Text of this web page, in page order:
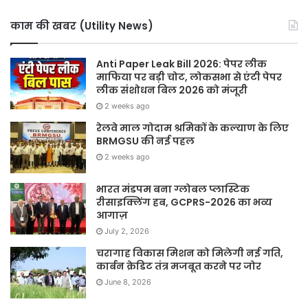
काम की खबर (Utility News)
Anti Paper Leak Bill 2026: पेपर लीक
माफिया पर बड़ी चोट, लोकसभा से एंटी पेपर
लीक संशोधन बिल 2026 को मंजूरी
2 weeks ago
रेलवे माल गोदाम श्रमिकों के कल्याण के लिए
BRMGSU की नई पहल
2 weeks ago
भारत मंडपम बना ग्लोबल प्लास्टिक
रीसाइक्लिंग हब, GCPRS-2026 का भव्य
आगाज़
July 2, 2026
चरागाह विकास मिशन को मिलेगी नई गति,
कार्बन क्रेडिट तंत्र मजबूत करने पर जोर
June 8, 2026